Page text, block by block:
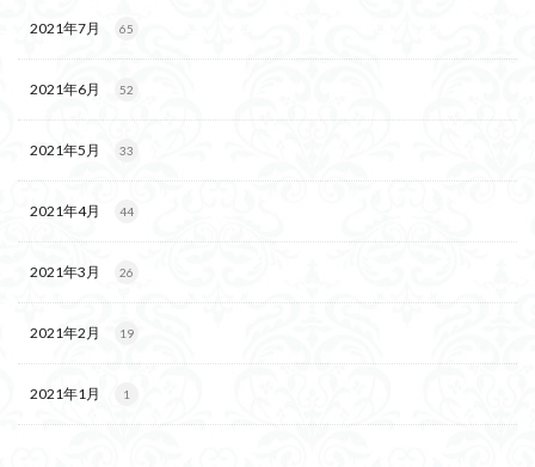
2021年7月 65
2021年6月 52
2021年5月 33
2021年4月 44
2021年3月 26
2021年2月 19
2021年1月 1